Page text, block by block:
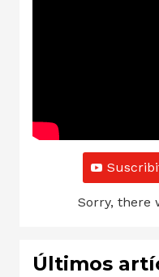
Sorry, there
Últimos